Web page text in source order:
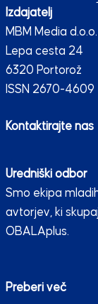
Izdajatelj
MBM Media d.o.o.
Lepa cesta 24
6320 Portorož
ISSN 2670-4609
Kontaktirajte nas
Uredniški odbor
Smo ekipa
avtorjev, ki
OBALAplus.
Preberi več